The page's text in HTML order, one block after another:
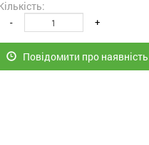
- +
Повідомити про наявність